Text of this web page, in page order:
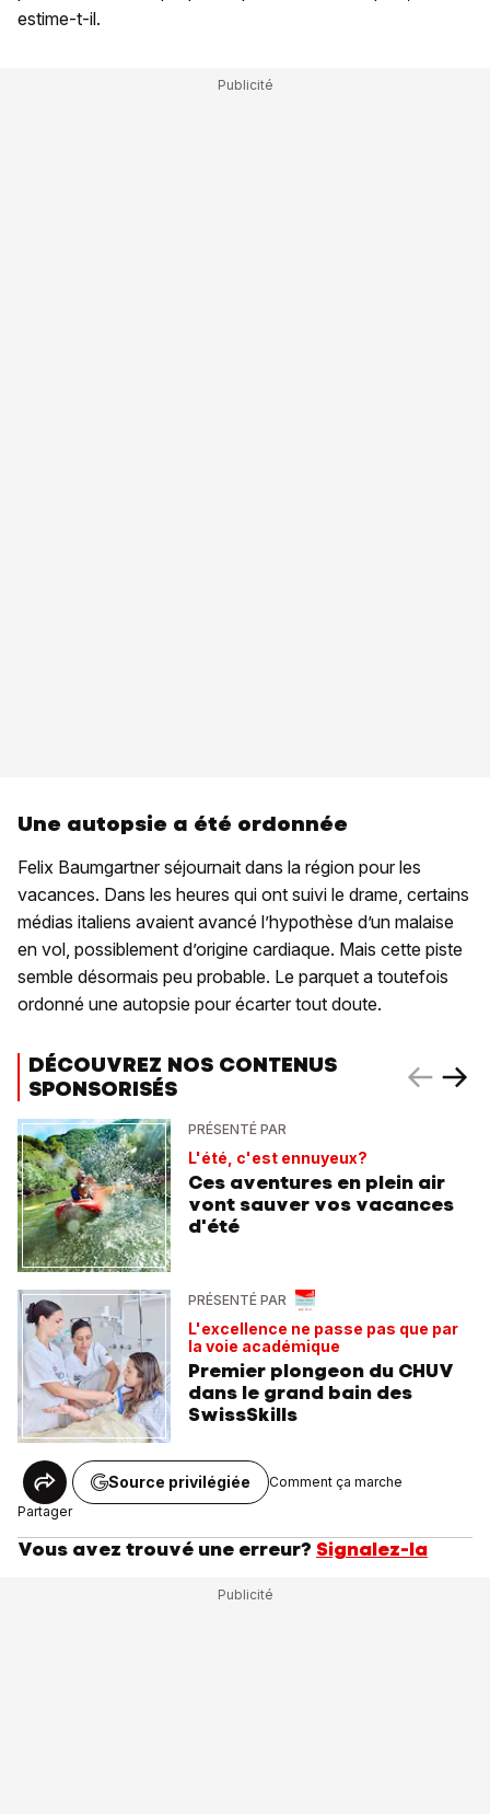
estime-t-il.
Une autopsie a été ordonnée
Felix Baumgartner séjournait dans la région pour les
vacances. Dans les heures qui ont suivi le drame, certains
médias italiens avaient avancé l’hypothèse d’un malaise
en vol, possiblement d’origine cardiaque. Mais cette piste
semble désormais peu probable. Le parquet a toutefois
ordonné une autopsie pour écarter tout doute.
DÉCOUVREZ NOS CONTENUS
SPONSORISÉS
PRÉSENTÉ PAR
L'été, c'est ennuyeux?
Ces aventures en plein air
vont sauver vos vacances
d'été
PRÉSENTÉ PAR
L'excellence ne passe pas que par
la voie académique
Premier plongeon du CHUV
dans le grand bain des
SwissSkills
Partager
Source privilégiée Comment ça marche
Vous avez trouvé une erreur? Signalez-la